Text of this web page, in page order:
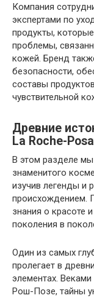
Компания
экспертами по
продукты,
проблемы,
кожей. Бренд
безопасности,
составы
чувствительной
Древние
La Roche-
В этом разделе
знаменитого
изучив легенды и
происхождением.
знания о красоте
поколения в
Один из самых
пролегает в
элементах.
Рош-Позе, тайны